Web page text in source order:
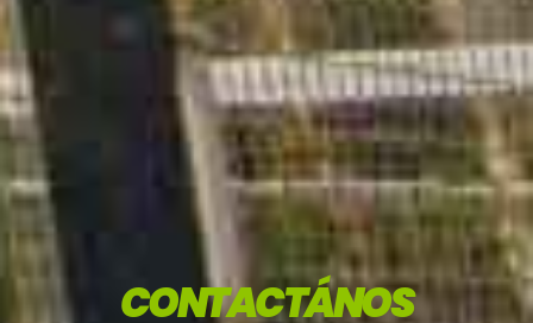
CONTACTÁNOS